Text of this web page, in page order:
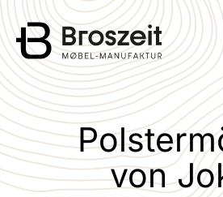
zum Hauptinhalt wechseln
von